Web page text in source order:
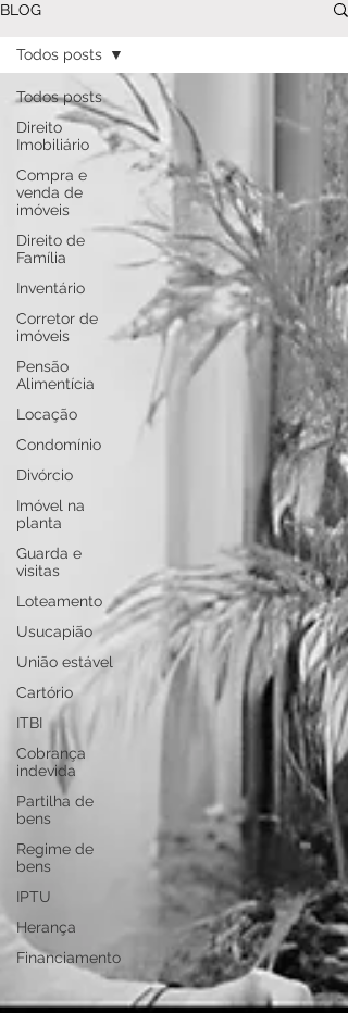
BLOG
Todos posts
Direito
Imobiliário
Compra e
venda de
imóveis
Direito de
Família
Inventário
Corretor de
imóveis
Pensão
Alimentícia
Locação
Condomínio
Divórcio
Imóvel na
planta
Guarda e
visitas
Loteamento
Usucapião
União estável
Cartório
ITBI
Cobrança
indevida
Partilha de
bens
Regime de
bens
IPTU
Herança
Financiamento
Todos posts